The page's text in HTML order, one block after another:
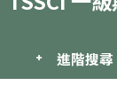
進階搜尋